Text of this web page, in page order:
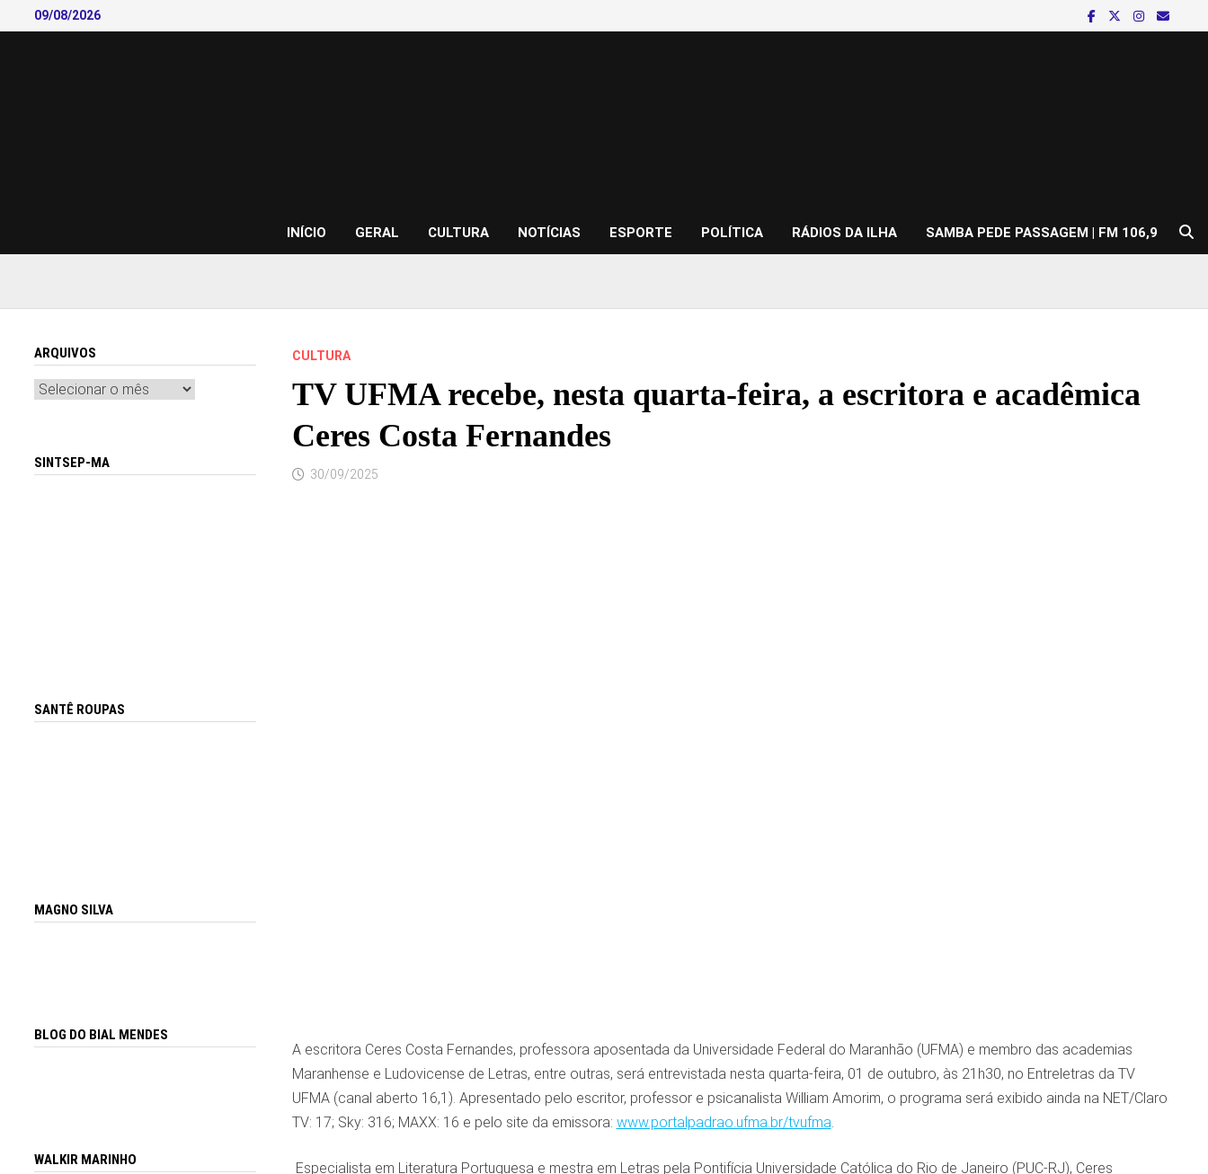
to
09/08/2026
INÍCIO GERAL CULTURA NOTÍCIAS ESPORTE POLÍTICA RÁDIOS DA ILHA SAMBA PEDE PASSAGEM | FM 106,9
CULTURA
TV UFMA recebe, nesta quarta-feira, a escritora e acadêmica
Ceres Costa Fernandes
30/09/2025
A escritora Ceres Costa Fernandes, professora aposentada da Universidade Federal do Maranhão (UFMA) e membro das academias
Maranhense e Ludovicense de Letras, entre outras, será entrevistada nesta quarta-feira, 01 de outubro, às 21h30, no Entreletras da TV
UFMA (canal aberto 16,1). Apresentado pelo escritor, professor e psicanalista William Amorim, o programa será exibido ainda na NET/Claro
TV: 17; Sky: 316; MAXX: 16 e pelo site da emissora: www.portalpadrao.ufma.br/tvufma.
Especialista em Literatura Portuguesa e mestra em Letras pela Pontifícia Universidade Católica do Rio de Janeiro (PUC-RJ), Ceres
ARQUIVOS
Arquivos
SINTSEP-MA
SANTÊ ROUPAS
MAGNO SILVA
BLOG DO BIAL MENDES
WALKIR MARINHO